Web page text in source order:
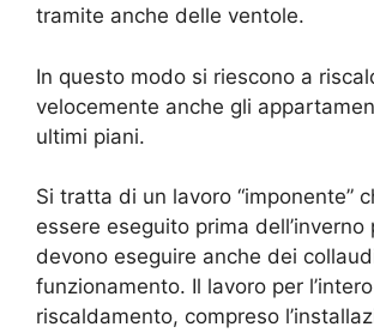
tramite anche delle ventole.
In questo modo si riescono a
velocemente anche gli
ultimi piani.
Si tratta di un lavoro “imponente”
essere eseguito prima dell’inverno
devono eseguire anche dei
funzionamento. Il lavoro per
riscaldamento, compreso